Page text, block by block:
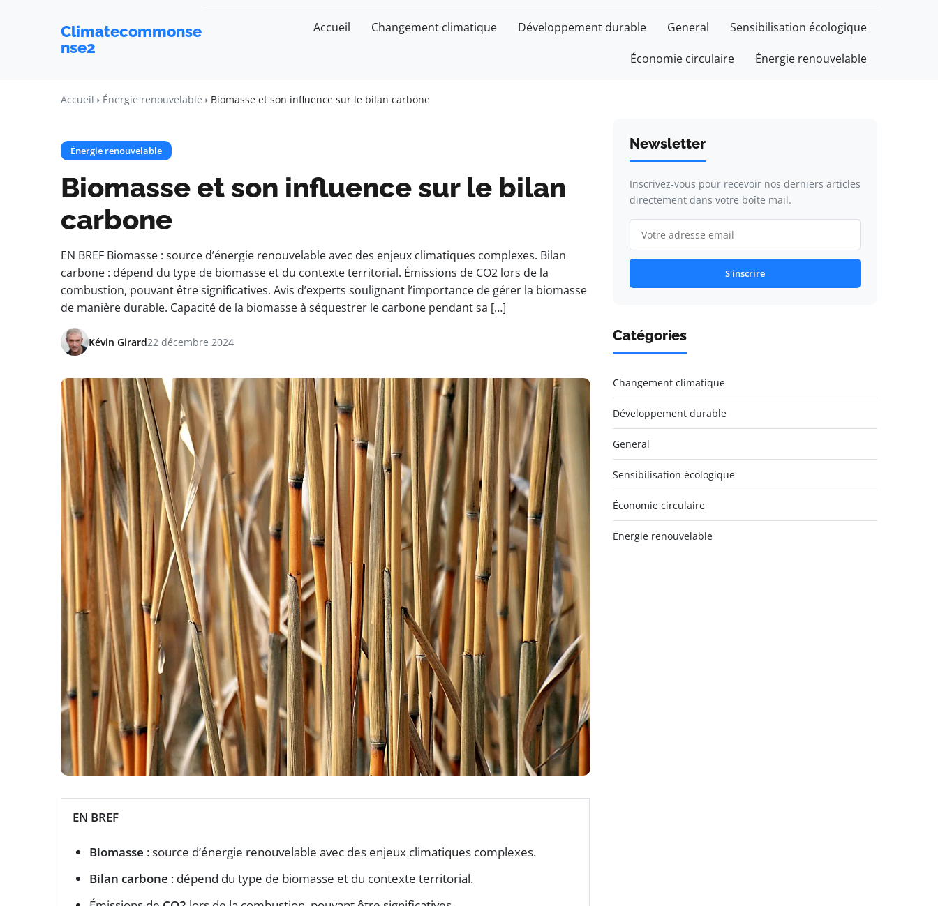
Climatecommonse
nse2
Accueil Changement climatique Développement durable General Sensibilisation écologique
Économie circulaire Énergie renouvelable
Accueil Énergie renouvelable Biomasse et son influence sur le bilan carbone
Énergie renouvelable
Biomasse et son influence sur le bilan
carbone
EN BREF Biomasse : source d’énergie renouvelable avec des enjeux climatiques complexes. Bilan
carbone : dépend du type de biomasse et du contexte territorial. Émissions de CO2 lors de la
combustion, pouvant être significatives. Avis d’experts soulignant l’importance de gérer la biomasse
de manière durable. Capacité de la biomasse à séquestrer le carbone pendant sa […]
Kévin Girard22 décembre 2024
EN BREF
Biomasse : source d’énergie renouvelable avec des enjeux climatiques complexes.
Bilan carbone : dépend du type de biomasse et du contexte territorial.
Newsletter
Inscrivez-vous pour recevoir nos derniers articles
directement dans votre boîte mail.
S'inscrire
Catégories
Changement climatique
Développement durable
General
Sensibilisation écologique
Économie circulaire
Énergie renouvelable